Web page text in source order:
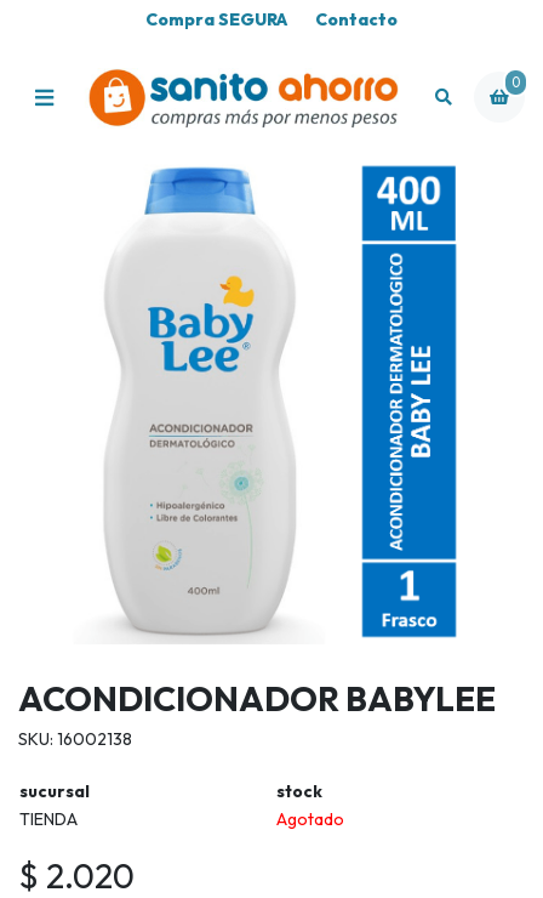
Compra SEGURA Contacto
0
ACONDICIONADOR BABYLEE
SKU: 16002138
sucursal
stock
TIENDA
Agotado
$ 2.020